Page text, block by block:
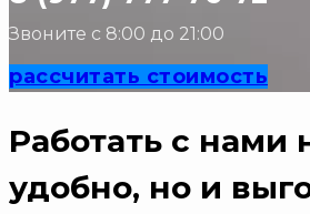
Звоните с 8:00 до 21:00
рассчитать стоимость
Работать с нами
удобно, но и